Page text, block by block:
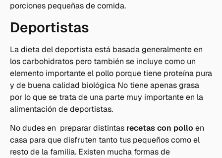
porciones pequeñas de comida.
Deportistas
La dieta del deportista está basada generalmente en
los carbohidratos pero también se incluye como un
elemento importante el pollo porque tiene proteína pura
y de buena calidad biológica No tiene apenas grasa
por lo que se trata de una parte muy importante en la
alimentación de deportistas.
No dudes en preparar distintas recetas con pollo en
casa para que disfruten tanto tus pequeños como el
resto de la familia. Existen mucha formas de